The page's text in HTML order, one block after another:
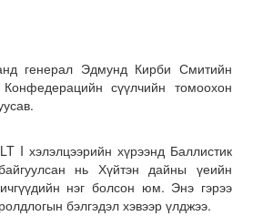
генерал Эдмунд Кирби Смитийн
сүүлчийн томоохон
I хэлэлцээрийн хүрээнд Баллистик
нь Хүйтэн дайны үеийн
нэг болсон юм. Энэ гэрээ
бэлгэдэл хэвээр үлджээ.